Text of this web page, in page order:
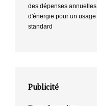
des dépenses annuelles
d'énergie pour un usage
standard
Publicité